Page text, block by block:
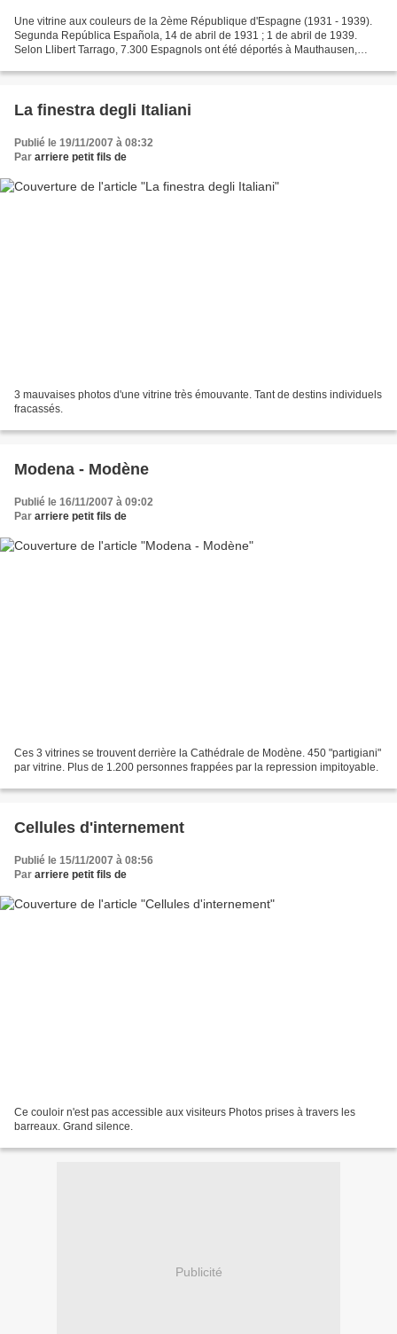
Une vitrine aux couleurs de la 2ème République d'Espagne (1931 - 1939).
Segunda República Española, 14 de abril de 1931 ; 1 de abril de 1939.
Selon Llibert Tarrago, 7.300 Espagnols ont été déportés à Mauthausen,
La finestra degli Italiani
Publié le 19/11/2007 à 08:32
Par arriere petit fils de
3 mauvaises photos d'une vitrine très émouvante. Tant de destins individuels
fracassés.
Modena - Modène
Publié le 16/11/2007 à 09:02
Par arriere petit fils de
Ces 3 vitrines se trouvent derrière la Cathédrale de Modène. 450 "partigiani"
par vitrine. Plus de 1.200 personnes frappées par la repression impitoyable.
Cellules d'internement
Publié le 15/11/2007 à 08:56
Par arriere petit fils de
Ce couloir n'est pas accessible aux visiteurs Photos prises à travers les
barreaux. Grand silence.
Publicité